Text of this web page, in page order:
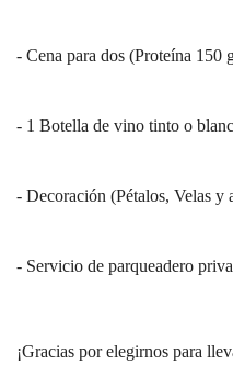
- Cena para dos (Proteína 150
- 1 Botella de vino tinto o
- Decoración (Pétalos, Velas y
- Servicio de parqueadero
¡Gracias por elegirnos para